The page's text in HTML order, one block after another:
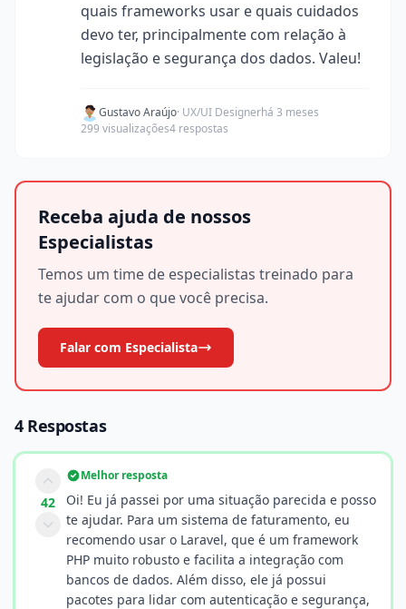
quais frameworks usar e quais cuidados
devo ter, principalmente com relação à
legislação e segurança dos dados. Valeu!
Gustavo Araújo· UX/UI Designerhá 3 meses
299 visualizações4 respostas
Receba ajuda de nossos
Especialistas
Temos um time de especialistas treinado para
te ajudar com o que você precisa.
Falar com Especialista
4 Respostas
42
Melhor resposta
Oi! Eu já passei por uma situação parecida e posso
te ajudar. Para um sistema de faturamento, eu
recomendo usar o Laravel, que é um framework
PHP muito robusto e facilita a integração com
bancos de dados. Além disso, ele já possui
pacotes para lidar com autenticação e segurança,